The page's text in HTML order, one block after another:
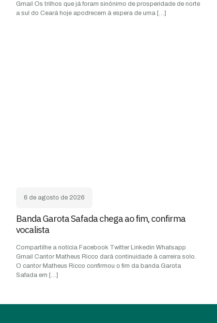
Gmail Os trilhos que já foram sinônimo de prosperidade de norte
a sul do Ceará hoje apodrecem à espera de uma […]
6 de agosto de 2026
Banda Garota Safada chega ao fim, confirma
vocalista
Compartilhe a notícia Facebook Twitter Linkedin Whatsapp
Gmail Cantor Matheus Ricco dará continuidade à carreira solo.
O cantor Matheus Ricco confirmou o fim da banda Garota
Safada em […]